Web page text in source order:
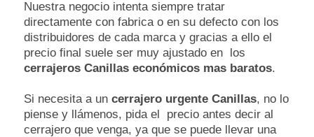
Nuestra negocio intenta siempre tratar
directamente con fabrica o en su defecto con los
distribuidores de cada marca y gracias a ello el
precio final suele ser muy ajustado en los
cerrajeros Canillas económicos mas baratos.
Si necesita a un cerrajero urgente Canillas, no lo
piense y llámenos, pida el precio antes decir al
cerrajero que venga, ya que se puede llevar una